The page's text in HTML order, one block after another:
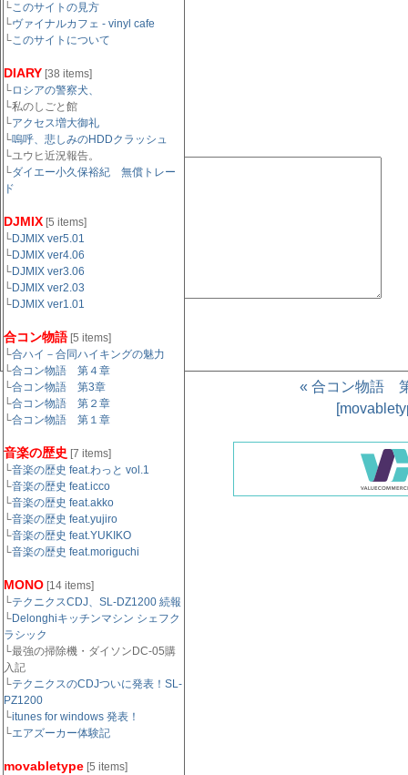
└このサイトの見方
└ヴァイナルカフェ - vinyl cafe
└このサイトについて
DIARY [38 items]
└ロシアの警察犬、
└私のしごと館
└アクセス増大御礼
└嗚呼、悲しみのHDDクラッシュ
└ユウヒ近況報告。
└ダイエー小久保裕紀 無償トレー
ド
DJMIX [5 items]
└DJMIX ver5.01
└DJMIX ver4.06
└DJMIX ver3.06
└DJMIX ver2.03
└DJMIX ver1.01
合コン物語 [5 items]
└合ハイ－合同ハイキングの魅力
└合コン物語 第４章
└合コン物語 第3章
└合コン物語 第２章
└合コン物語 第１章
音楽の歴史 [7 items]
└音楽の歴史 feat.わっと vol.1
└音楽の歴史 feat.icco
└音楽の歴史 feat.akko
└音楽の歴史 feat.yujiro
└音楽の歴史 feat.YUKIKO
└音楽の歴史 feat.moriguchi
MONO [14 items]
└テクニクスCDJ、SL-DZ1200 続報
└Delonghiキッチンマシン シェフク
ラシック
└最強の掃除機・ダイソンDC-05購
入記
└テクニクスのCDJついに発表！SL-
PZ1200
└itunes for windows 発表！
└エアズーカー体験記
movabletype [5 items]
メールアドレス（任
意）：
URL（任意）：
コメント欄:
« 合コン物語